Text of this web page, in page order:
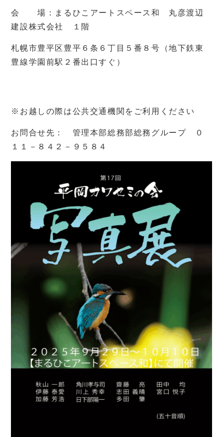
会 場：まるひこアートスペース和 丸彦渡辺
建設株式会社 １階
札幌市豊平区豊平６条６丁目５番８号（地下鉄東
豊線学園前駅２番出口すぐ）
※お越しの際は公共交通機関をご利用ください
お問合せ先： 管理本部総務部総務グループ ０
１１－８４２－９５８４